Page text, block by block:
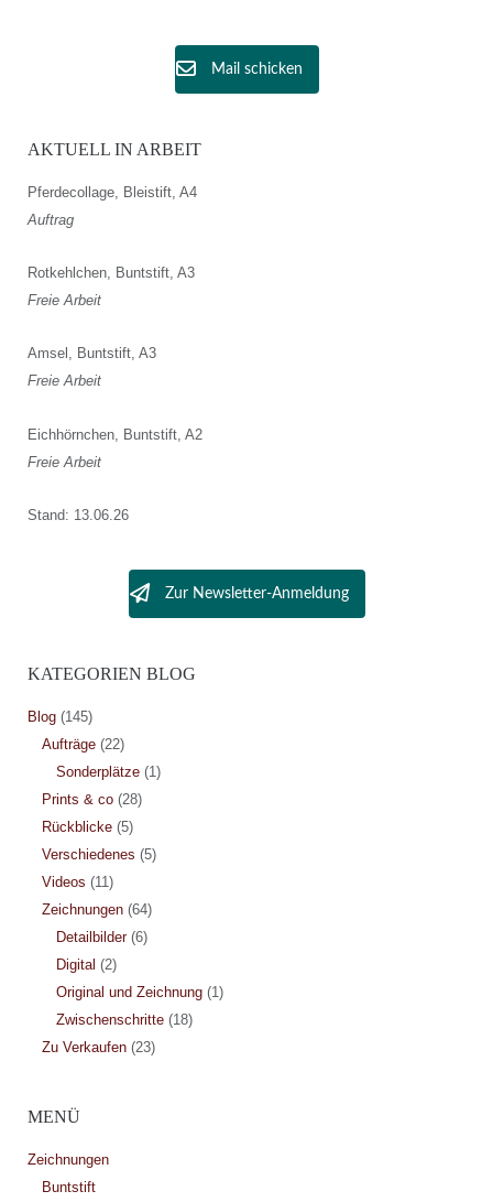
Mail schicken
AKTUELL IN ARBEIT
Pferdecollage, Bleistift, A4
Auftrag
Rotkehlchen, Buntstift, A3
Freie Arbeit
Amsel, Buntstift, A3
Freie Arbeit
Eichhörnchen, Buntstift, A2
Freie Arbeit
Stand: 13.06.26
Zur Newsletter-Anmeldung
KATEGORIEN BLOG
Blog(145)
Aufträge(22)
Sonderplätze(1)
Prints & co(28)
Rückblicke(5)
Verschiedenes (5)
Videos (11)
Zeichnungen(64)
Detailbilder(6)
Digital (2)
Original und Zeichnung(1)
Zwischenschritte(18)
Zu Verkaufen(23)
MENÜ
Zeichnungen
Buntstift